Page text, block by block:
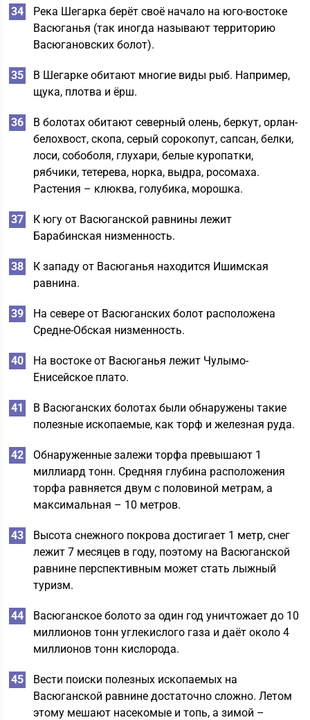
Река Шегарка берёт своё начало на юго-востоке
Васюганья (так иногда называют территорию
Васюгановских болот).
В Шегарке обитают многие виды рыб. Например,
щука, плотва и ёрш.
В болотах обитают северный олень, беркут, орлан-
белохвост, скопа, серый сорокопут, сапсан, белки,
лоси, собоболя, глухари, белые куропатки,
рябчики, тетерева, норка, выдра, росомаха.
Растения – клюква, голубика, морошка.
К югу от Васюганской равнины лежит
Барабинская низменность.
К западу от Васюганья находится Ишимская
равнина.
На севере от Васюганских болот расположена
Средне-Обская низменность.
На востоке от Васюганья лежит Чулымо-
Енисейское плато.
В Васюганских болотах были обнаружены такие
полезные ископаемые, как торф и железная руда.
Обнаруженные залежи торфа превышают 1
миллиард тонн. Средняя глубина расположения
торфа равняется двум с половиной метрам, а
максимальная – 10 метров.
Высота снежного покрова достигает 1 метр, снег
лежит 7 месяцев в году, поэтому на Васюганской
равнине перспективным может стать лыжный
туризм.
Васюганское болото за один год уничтожает до 10
миллионов тонн углекислого газа и даёт около 4
миллионов тонн кислорода.
Вести поиски полезных ископаемых на
Васюганской равнине достаточно сложно. Летом
этому мешают насекомые и топь, а зимой –